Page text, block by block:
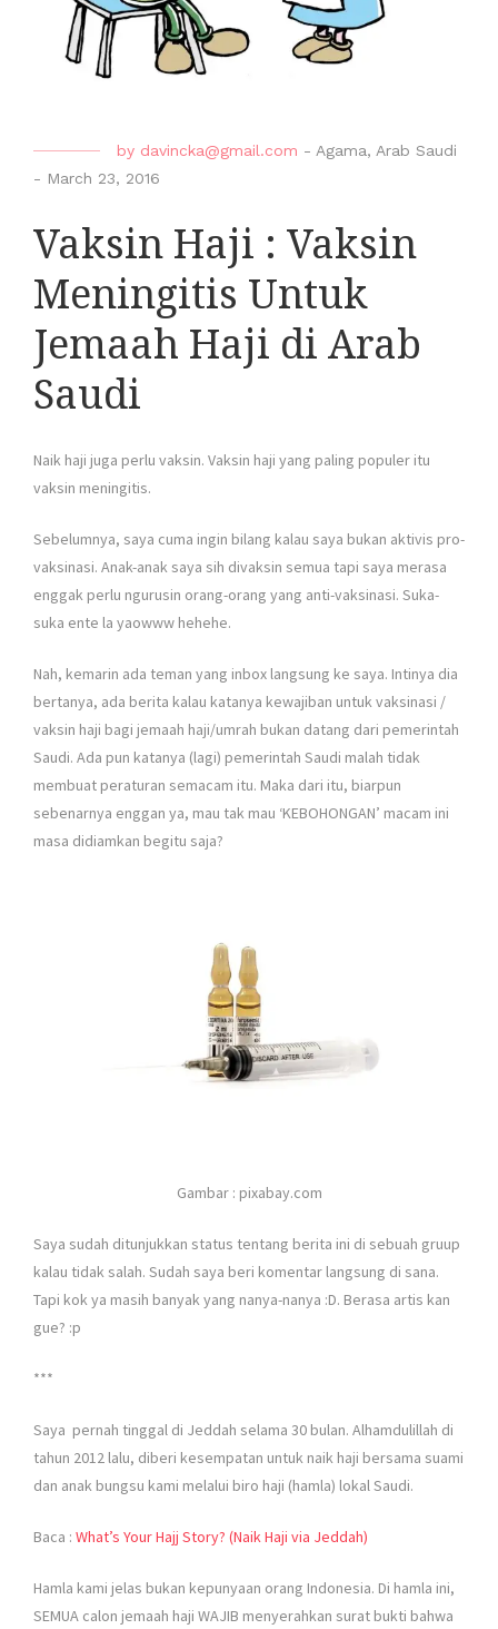
by davincka@gmail.com - Agama, Arab Saudi
- March 23, 2016
Vaksin Haji : Vaksin
Meningitis Untuk
Jemaah Haji di Arab
Saudi
Naik haji juga perlu vaksin. Vaksin haji yang paling populer itu
vaksin meningitis.
Sebelumnya, saya cuma ingin bilang kalau saya bukan aktivis pro-
vaksinasi. Anak-anak saya sih divaksin semua tapi saya merasa
enggak perlu ngurusin orang-orang yang anti-vaksinasi. Suka-
suka ente la yaowww hehehe.
Nah, kemarin ada teman yang inbox langsung ke saya. Intinya dia
bertanya, ada berita kalau katanya kewajiban untuk vaksinasi /
vaksin haji bagi jemaah haji/umrah bukan datang dari pemerintah
Saudi. Ada pun katanya (lagi) pemerintah Saudi malah tidak
membuat peraturan semacam itu. Maka dari itu, biarpun
sebenarnya enggan ya, mau tak mau ‘KEBOHONGAN’ macam ini
masa didiamkan begitu saja?
Gambar : pixabay.com
Saya sudah ditunjukkan status tentang berita ini di sebuah gruup
kalau tidak salah. Sudah saya beri komentar langsung di sana.
Tapi kok ya masih banyak yang nanya-nanya :D. Berasa artis kan
gue? :p
***
Saya pernah tinggal di Jeddah selama 30 bulan. Alhamdulillah di
tahun 2012 lalu, diberi kesempatan untuk naik haji bersama suami
dan anak bungsu kami melalui biro haji (hamla) lokal Saudi.
Baca : What’s Your Hajj Story? (Naik Haji via Jeddah)
Hamla kami jelas bukan kepunyaan orang Indonesia. Di hamla ini,
SEMUA calon jemaah haji WAJIB menyerahkan surat bukti bahwa